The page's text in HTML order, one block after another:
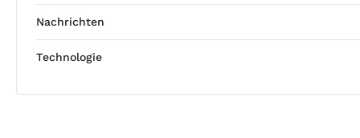
Nachrichten
Technologie